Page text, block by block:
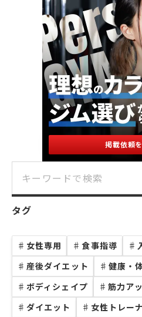
掲載依頼
タグ
♯ 女性専用 ♯ 食事指導 ♯
♯ 産後ダイエット ♯ 健康・
♯ ボディシェイプ ♯ 筋力ア
♯ ダイエット ♯ 女性トレー